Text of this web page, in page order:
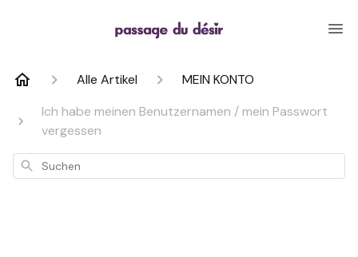
Alle Artikel
MEIN KONTO
Ich habe meinen Benutzernamen / mein Passwort
vergessen
Suchen